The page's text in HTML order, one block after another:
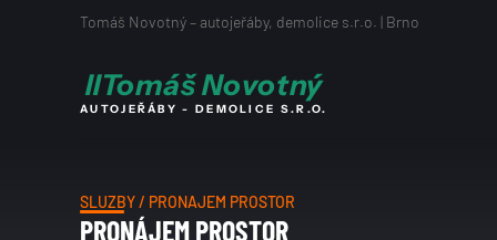
Tomáš Novotný – autojeřáby, demolice s.r.o. | Brno
IITomáš Novotný
AUTOJEŘÁBY - DEMOLICE S.R.O.
SLUŽBY / PRONÁJEM PROSTOR
PRONÁJEM PROSTOR